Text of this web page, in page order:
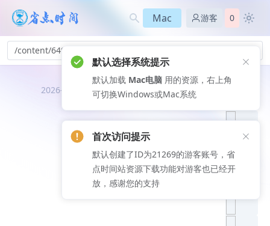
Mac 游客 0
/content/649
2026-08-09
推荐文
默认选择系统提示
默认加载 Mac电脑 用的资源，右上角
可切换Windows或Mac系统
首次访问提示
默认创建了ID为21269的游客账号，省
点时间站资源下载功能对游客也已经开
放，感谢您的支持